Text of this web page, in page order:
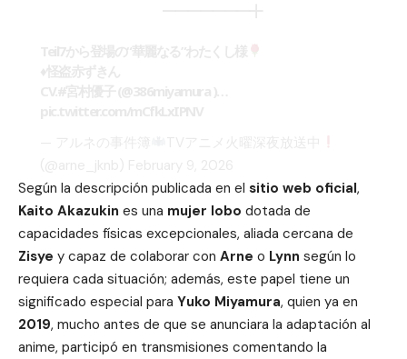
Según la descripción publicada en el sitio web oficial,
Kaito Akazukin es una mujer lobo dotada de
capacidades físicas excepcionales, aliada cercana de
Zisye y capaz de colaborar con Arne o Lynn según lo
requiera cada situación; además, este papel tiene un
significado especial para Yuko Miyamura, quien ya en
2019, mucho antes de que se anunciara la adaptación al
anime, participó en transmisiones comentando la